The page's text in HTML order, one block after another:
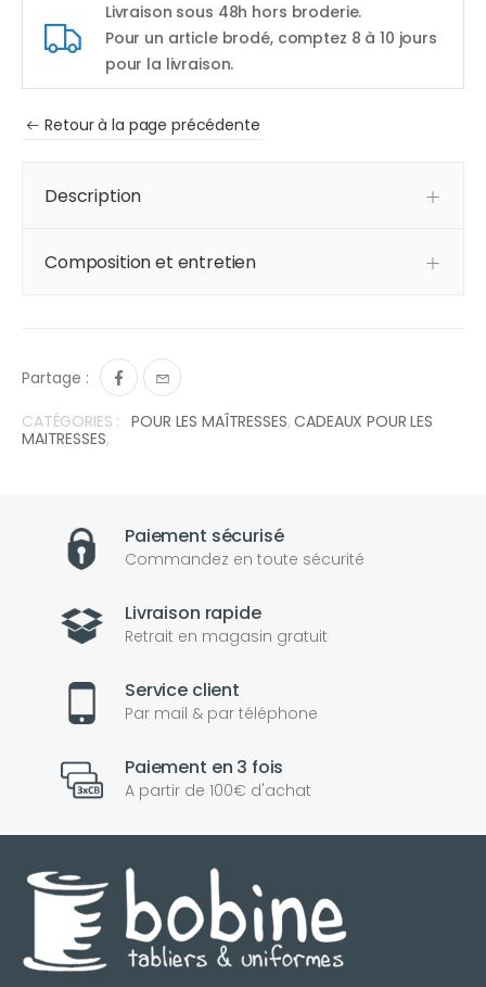
Livraison sous 48h hors broderie.
Pour un article brodé, comptez 8 à 10 jours
pour la livraison.
Retour à la page précédente
Description
Composition et entretien
Partage :
CATÉGORIES : POUR LES MAÎTRESSES,CADEAUX POUR LES
MAITRESSES,
Paiement sécurisé
Commandez en toute sécurité
Livraison rapide
Retrait en magasin gratuit
Service client
Par mail & par téléphone
Paiement en 3 fois
A partir de 100€ d'achat